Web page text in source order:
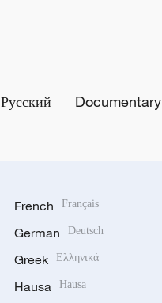
Русский Documentary
French Français
German Deutsch
Greek Ελληνικά
Hausa Hausa